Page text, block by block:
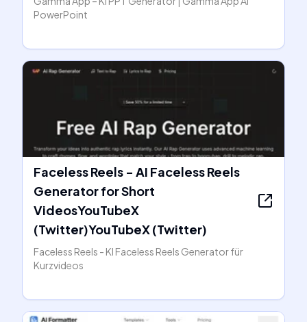
PowerPoint
Faceless Reels - AI Faceless Reels
Generator for Short
VideosYouTubeX
(Twitter)YouTubeX (Twitter)
Faceless Reels - KI Faceless Reels Generator für
Kurzvideos